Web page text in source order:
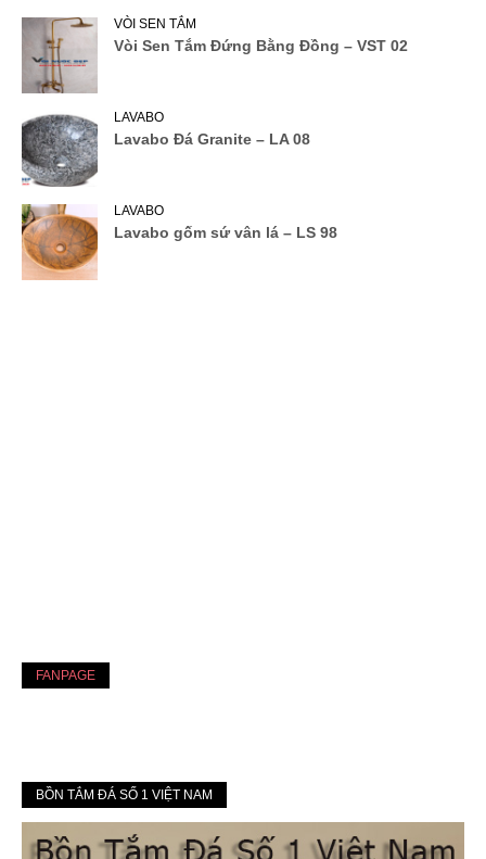
VÒI SEN TẮM
Vòi Sen Tắm Đứng Bằng Đồng – VST 02
LAVABO
Lavabo Đá Granite – LA 08
LAVABO
Lavabo gốm sứ vân lá – LS 98
FANPAGE
BỒN TẮM ĐÁ SỐ 1 VIỆT NAM